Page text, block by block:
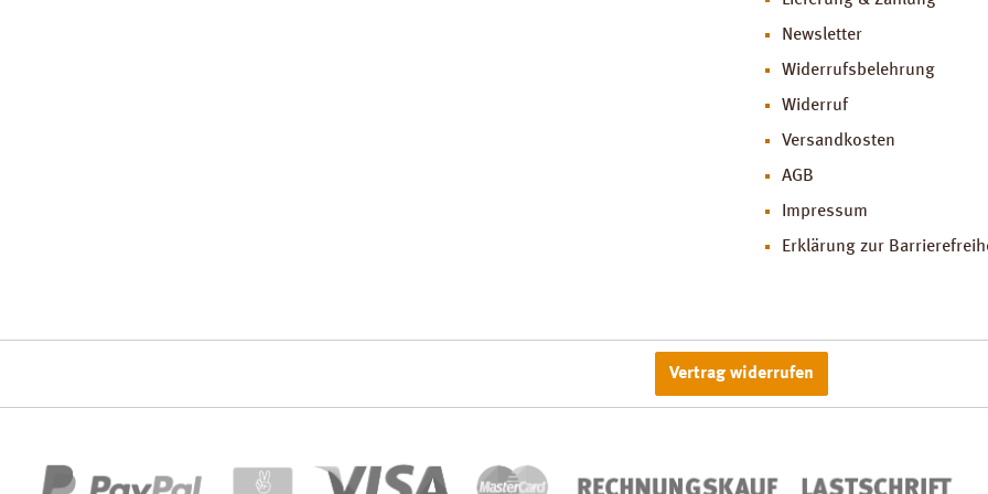
Newsletter
Widerrufsbelehrung
Widerruf
Versandkosten
AGB
Impressum
Erklärung zur
Vertrag widerrufen